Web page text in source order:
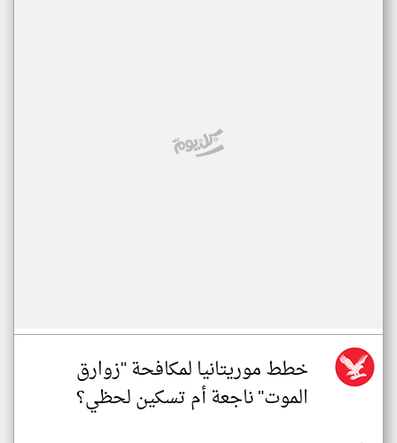
خطط موريتانيا لمكافحة "زوارق
الموت" ناجعة أم تسكين لحظي؟